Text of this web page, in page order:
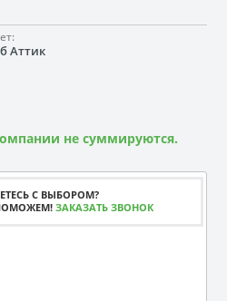
Аттик
не суммируются.
С ВЫБОРОМ?
ЗАКАЗАТЬ ЗВОНОК